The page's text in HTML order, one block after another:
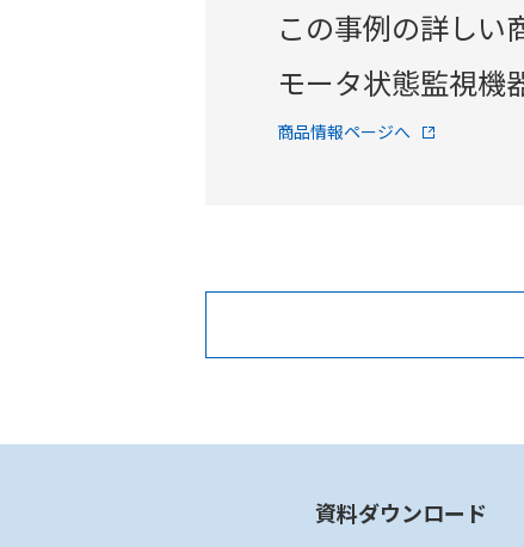
この事例の詳しい
モータ状態監視機
商品情報ページへ
資料ダウンロード